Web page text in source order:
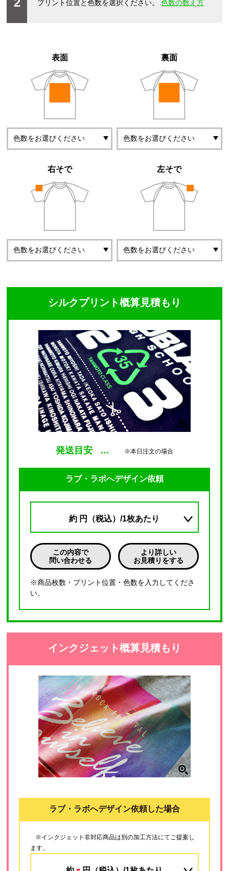
プリント位置と色数を選択ください。色数の数え方
表面 裏面
右そで 左そで
シルクプリント概算見積もり
発送目安 … ※本日注文の場合
ラブ・ラボへデザイン依頼
約 円（税込）/1枚あたり
この内容で
問い合わせる
より詳しい
お見積りをする
※商品枚数・プリント位置・色数を入力してくださ
い。
インクジェット概算見積もり
ラブ・ラボへデザイン依頼した場合
※インクジェット非対応商品は別の加工方法にてご提案し
ます。